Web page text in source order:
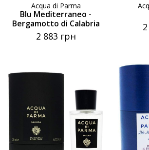
Acqua di Parma
Blu Mediterraneo -
Bergamotto di Calabria
2 883 грн